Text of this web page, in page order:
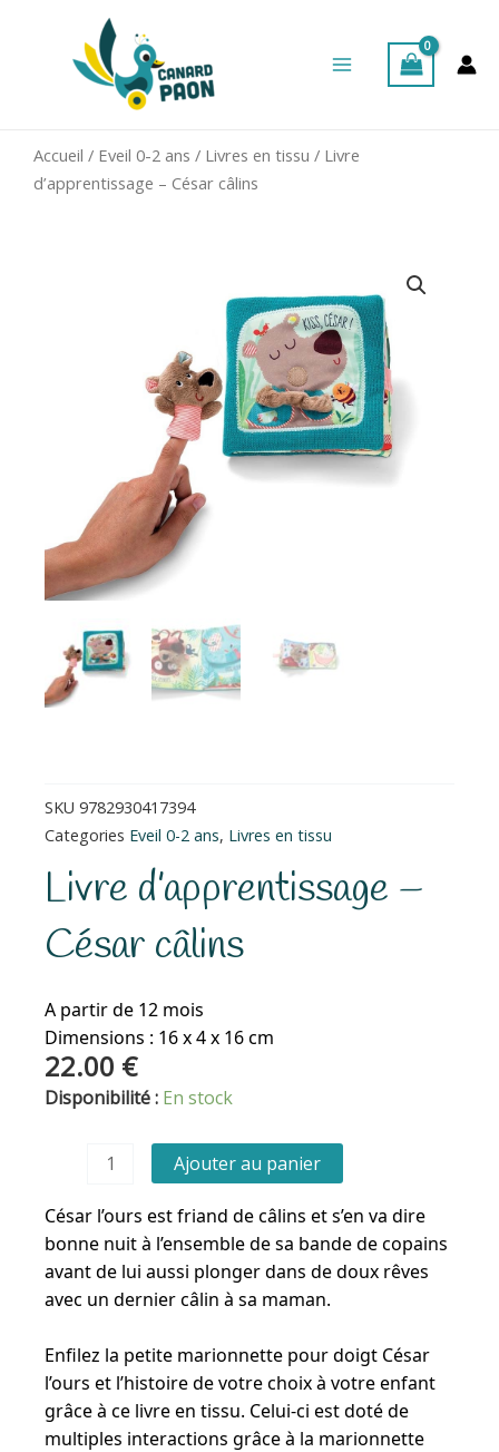
Menu
Accueil / Eveil 0-2 ans / Livres en tissu / Livre
d’apprentissage – César câlins
SKU 9782930417394
Categories Eveil 0-2 ans, Livres en tissu
Livre d’apprentissage –
César câlins
A partir de 12 mois
Dimensions : 16 x 4 x 16 cm
22.00 €
Disponibilité : En stock
quantité
d'apprentissage
-
César
câlins
Ajouter au panier
César l’ours est friand de câlins et s’en va dire
bonne nuit à l’ensemble de sa bande de copains
avant de lui aussi plonger dans de doux rêves
avec un dernier câlin à sa maman.
Enfilez la petite marionnette pour doigt César
l’ours et l’histoire de votre choix à votre enfant
grâce à ce livre en tissu. Celui-ci est doté de
multiples interactions grâce à la marionnette